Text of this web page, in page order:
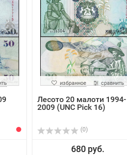
избранное сравнить
Лесото 20 малоти 1994-
2009 (UNC Pick 16)
(0)
680 руб.